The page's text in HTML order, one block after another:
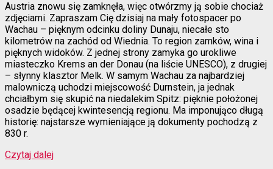
Austria znowu się zamknęła, więc otwórzmy ją sobie chociaż
zdjęciami. Zapraszam Cię dzisiaj na mały fotospacer po
Wachau – pięknym odcinku doliny Dunaju, niecałe sto
kilometrów na zachód od Wiednia. To region zamków, wina i
pięknych widoków. Z jednej strony zamyka go urokliwe
miasteczko Krems an der Donau (na liście UNESCO), z drugiej
– słynny klasztor Melk. W samym Wachau za najbardziej
malowniczą uchodzi miejscowość Durnstein, ja jednak
chciałbym się skupić na niedalekim Spitz: pięknie położonej
osadzie będącej kwintesencją regionu. Ma imponująco długą
historię: najstarsze wymieniające ją dokumenty pochodzą z
830 r.
Czytaj dalej“Zamek